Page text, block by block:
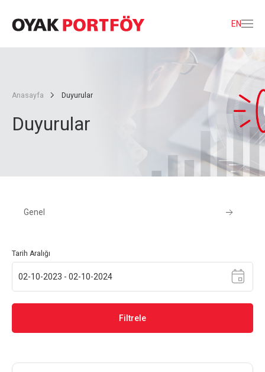
EN
Anasayfa Duyurular
Duyurular
Genel
Tarih Aralığı
Filtrele